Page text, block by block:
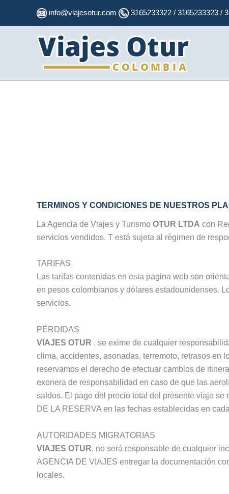
info@viajesotur.com 3165233322 / 3165233323 /
TERMINOS Y CONDICIONES DE NUESTROS
La Agencia de Viajes y Turismo OTUR LTDA con
servicios vendidos. T está sujeta al régimen de
TARIFAS
Las tarifas contenidas en esta pagina web son
en pesos colombianos y dólares estadounidenses.
servicios.
PÉRDIDAS
VIAJES OTUR , se exime de cualquier
clima, accidentes, asonadas, terremoto, retrasos en
reservamos el derecho de efectuar cambios de
exonera de responsabilidad en caso de que las
saldos. El pago del precio total del presente viaje se
DE LA RESERVA en las fechas establecidas en
AUTORIDADES MIGRATORIAS
VIAJES OTUR, no será responsable de cualquier
AGENCIA DE VIAJES entregar la documentación
locales.